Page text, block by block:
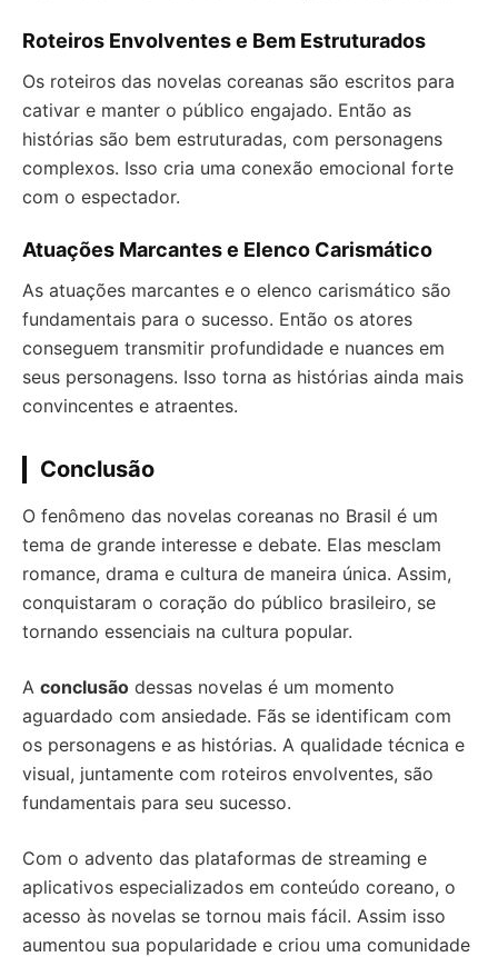
Roteiros Envolventes e Bem Estruturados
Os roteiros das novelas coreanas são escritos para
cativar e manter o público engajado. Então as
histórias são bem estruturadas, com personagens
complexos. Isso cria uma conexão emocional forte
com o espectador.
Atuações Marcantes e Elenco Carismático
As atuações marcantes e o elenco carismático são
fundamentais para o sucesso. Então os atores
conseguem transmitir profundidade e nuances em
seus personagens. Isso torna as histórias ainda mais
convincentes e atraentes.
Conclusão
O fenômeno das novelas coreanas no Brasil é um
tema de grande interesse e debate. Elas mesclam
romance, drama e cultura de maneira única. Assim,
conquistaram o coração do público brasileiro, se
tornando essenciais na cultura popular.
A conclusão dessas novelas é um momento
aguardado com ansiedade. Fãs se identificam com
os personagens e as histórias. A qualidade técnica e
visual, juntamente com roteiros envolventes, são
fundamentais para seu sucesso.
Com o advento das plataformas de streaming e
aplicativos especializados em conteúdo coreano, o
acesso às novelas se tornou mais fácil. Assim isso
aumentou sua popularidade e criou uma comunidade